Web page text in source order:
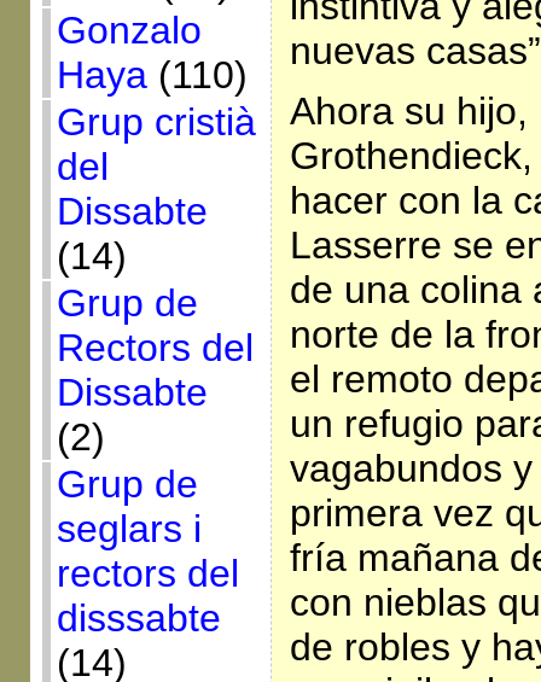
Gonzalo
Haya(110)
Grup cristià
del
Dissabte
(14)
Grup de
Rectors del
Dissabte
(2)
Grup de
seglars i
rectors del
disssabte
(14)
nuevas
Ahora su hijo,
hacer con la
Lasserre se
de una colina
norte de la
el remoto
un refugio
vagabundos
primera vez
fría mañana
con nieblas
de robles y